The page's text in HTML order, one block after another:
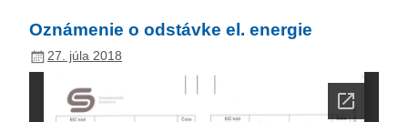
Oznámenie o odstávke el. energie
27. júla 2018